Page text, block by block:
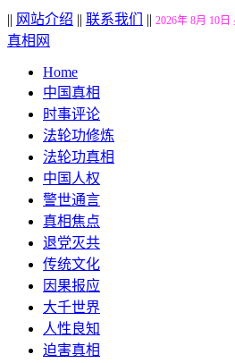
|| 网站介绍 || 联系我们 || 2026年 8月 10日
真相网
Home
中国真相
时事评论
法轮功修炼
法轮功真相
中国人权
警世通言
真相焦点
退党灭共
传统文化
因果报应
大千世界
人性良知
迫害真相